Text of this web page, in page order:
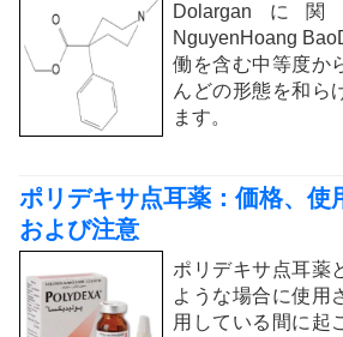
Dolarganに
NguyenHoang
働を含む中等度か
んどの形態を和ら
ます。
ポリデキサ点耳薬：価格、使
および注意
ポリデキサ点耳薬
ような場合に使用
用している間に起